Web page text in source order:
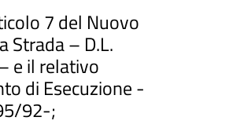
7 del Nuovo
Strada – D.L.
e il relativo
di Esecuzione -
92-;